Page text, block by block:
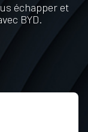
échapper et
BYD.